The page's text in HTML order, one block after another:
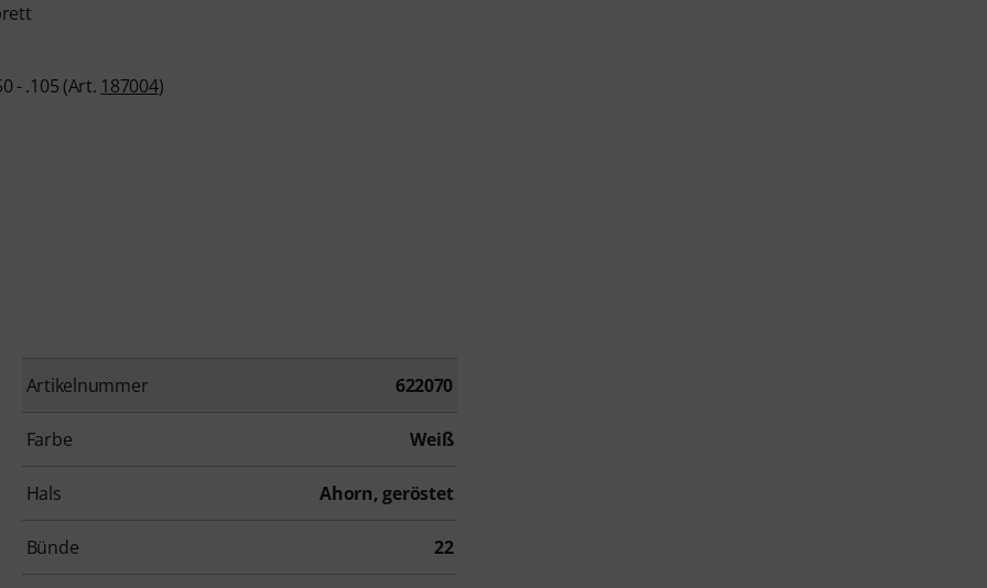
- .105 (Art. 187004)
Artikelnummer 622070
Farbe Weiß
Hals Ahorn, geröstet
Bünde 22